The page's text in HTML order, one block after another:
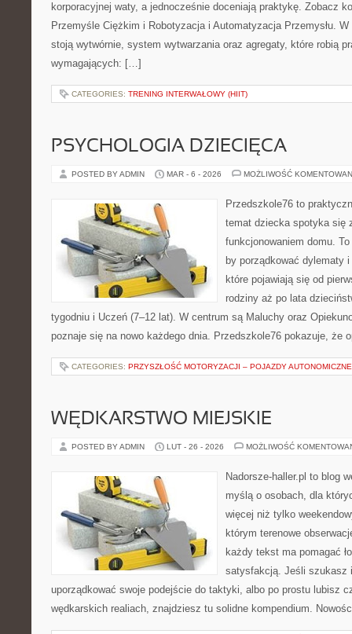
korporacyjnej waty, a jednocześnie doceniają praktykę. Zobacz
Przemyśle Ciężkim i Robotyzacja i Automatyzacja Przemysłu.
stoją wytwórnie, system wytwarzania oraz agregaty, które robią
wymagających: […]
CATEGORIES: TRENING INTERWAŁOWY (HIIT)
PSYCHOLOGIA DZIECIĘCA
POSTED BY ADMIN MAR - 6 - 2026 MOŻLIWOŚĆ
Przedszkole76 to
temat dziecka spotyka się
funkcjonowaniem domu.
by porządkować dylematy
które pojawiają się od
rodziny aż po lata
tygodniu i Uczeń (7–12 lat). W centrum są Maluchy oraz
poznaje się na nowo każdego dnia. Przedszkole76 pokazuje, że
CATEGORIES: PRZYSZŁOŚĆ MOTORYZACJI – POJAZDY AUTONOMICZNE
WĘDKARSTWO MIEJSKIE
POSTED BY ADMIN LUT - 26 - 2026 MOŻLIWOŚĆ
Nadorsze-haller.pl to blog
myślą o osobach, dla
więcej niż tylko
którym terenowe
każdy tekst ma pomagać
satysfakcją. Jeśli szukasz
uporządkować swoje podejście do taktyki, albo po prostu lubisz
wędkarskich realiach, znajdziesz tu solidne kompendium.